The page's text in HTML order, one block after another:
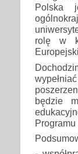
Polska
rolę w
będzie